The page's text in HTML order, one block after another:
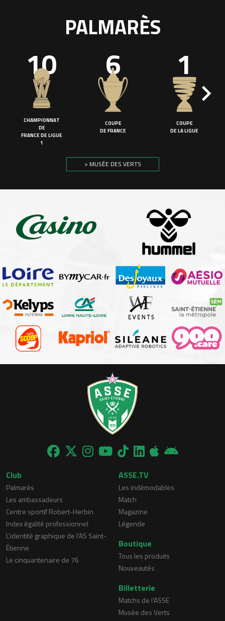
PALMARÈS
10
CHAMPIONNAT
DE
FRANCE DE LIGUE
1
6
COUPE
DE FRANCE
1
COUPE
DE LA LIGUE
> MUSÉE DES VERTS
Club
Palmarès
Les ambassadeurs
Centre sportif Robert-Herbin
Index égalité professionnel
L'identité graphique de l'AS Saint-
Étienne
Le cinquantenaire de 76
ASSE.TV
Les indémodables
Match
Magazine
Légende
Boutique
Tous les produits
Nouveautés
Billetterie
Matchs de l'ASSE
Musée des Verts